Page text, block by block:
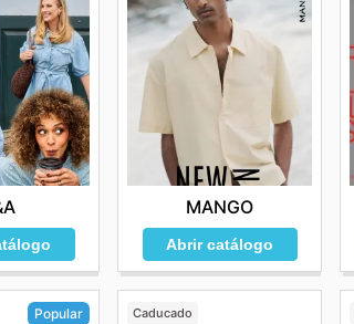
MANGO
Abrir catálogo
Popular Caducado